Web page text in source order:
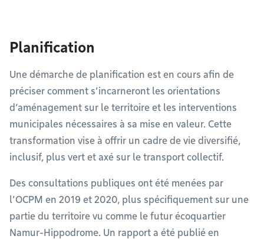
Planification
Une démarche de planification est en cours afin de
préciser comment s’incarneront les orientations
d’aménagement sur le territoire et les interventions
municipales nécessaires à sa mise en valeur. Cette
transformation vise à offrir un cadre de vie diversifié,
inclusif, plus vert et axé sur le transport collectif.
Des consultations publiques ont été menées par
l’OCPM en 2019 et 2020, plus spécifiquement sur une
partie du territoire vu comme le futur écoquartier
Namur-Hippodrome. Un rapport a été publié en